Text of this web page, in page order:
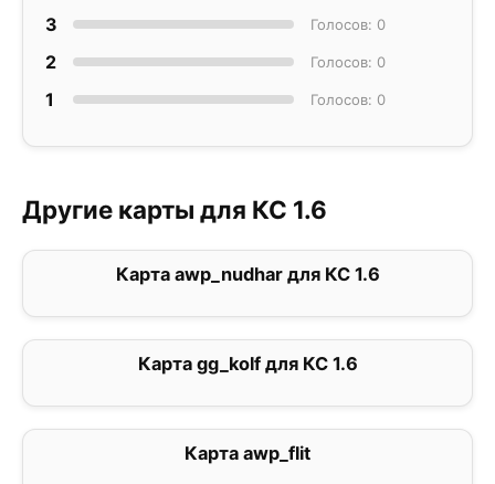
3 Голосов: 0
2 Голосов: 0
1 Голосов: 0
Другие карты для КС 1.6
Карта awp_nudhar для КС 1.6
Карта gg_kolf для КС 1.6
Карта awp_flit